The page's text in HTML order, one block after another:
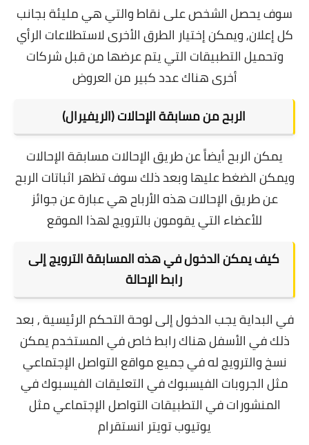
سوف يحصل الشخص على نقاط والتي هي مليئة بجانب
كل إعلان, ويمكن إختيار الطرق الأخرى لاستطلاعات الرأي
وتحميل التطبيقات التي يتم عرضها من قبل شركات
أخرى هناك عدد كبير من العروض
الربح من مسابقة الإحالات (الريفيرال)
يمكن الربح أيضاً عن طريق الإحالات مسابقة الإحالات
ويمكن الضغط عليها وبعد ذلك سوف تظهر اثباتات الربح
عن طريق الإحالات هذه الأرباح هي عبارة عن جوائز
للأعضاء التي يقومون بالترويج لهذا الموقع
كيف يمكن الدخول في هذه المسابقة الترويج إلى
رابط الإحالة
في البداية يجب الدخول إلى لوحة التحكم الرئيسية , بعد
ذلك في الأسفل هناك رابط خاص في المستخدم يمكن
نسخ والترويج له في جميع مواقع التواصل الإجتماعي
مثل الجروبات الفيسبوك في التعليقات الفيسبوك في
المنشورات في التطبيقات التواصل الإجتماعي مثل
يوتيوب تويتر انستقرام